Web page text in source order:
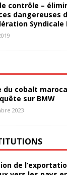
contrôle –
dangereuses
du cobalt
sur BMW
2023
de